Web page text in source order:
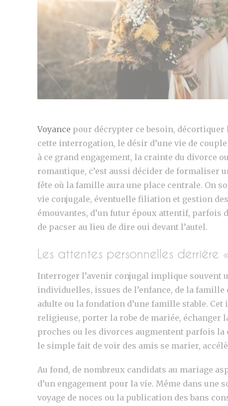
Voyance pour décrypter ce besoin,
cette interrogation, le désir d’une vie de
à ce grand engagement, la crainte du divorce
romantique, c’est aussi décider de formaliser
fête où la famille aura une place centrale. On
vie conjugale, éventuelle filiation et gestion
émouvantes, d’un futur époux attentif, parfois
de pacser au lieu de dire oui devant l’autel.
Les attentes personnelles derrière
Interroger l’avenir conjugal implique souvent
individuelles, issues de l’enfance, de la
adulte ou la fondation d’une famille stable.
religieuse, porter la robe de mariée, échanger
proches ou les divorces augmentent parfois
le simple fait de voir des amis se marier,
Au fond, de nombreux candidats au mariage
d’un engagement pour la vie. Même dans
voyage de noces ou la publication des bans